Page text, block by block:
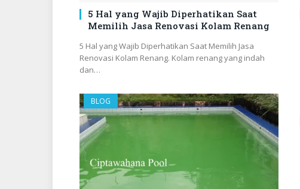
5 Hal yang Wajib Diperhatikan Saat
Memilih Jasa Renovasi Kolam Renang
5 Hal yang Wajib Diperhatikan Saat Memilih Jasa
Renovasi Kolam Renang. Kolam renang yang indah
dan…
BLOG